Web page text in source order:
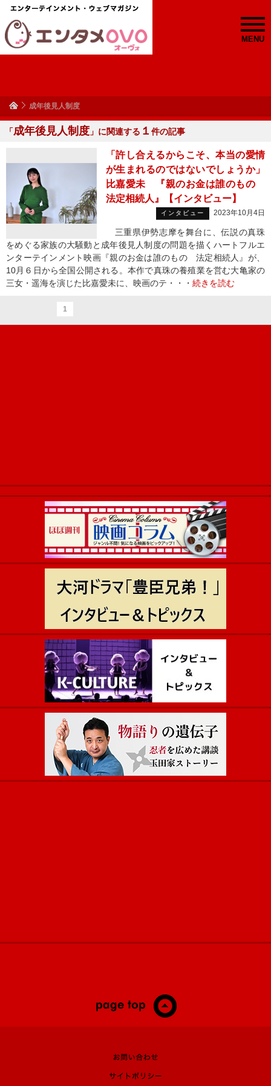
MENU
成年後見人制度
「成年後見人制度 」に関連する １ 件の記事
「許し合えるからこそ、本当の愛情
が生まれるのではないでしょうか」
比嘉愛未 『親のお金は誰のもの
法定相続人』【インタビュー】
インタビュー 2023年10月4日
三重県伊勢志摩を舞台に、伝説の真珠
をめぐる家族の大騒動と成年後見人制度の問題を描くハートフルエ
ンターテインメント映画『親のお金は誰のもの 法定相続人』が、
10月６日から全国公開される。本作で真珠の養殖業を営む大亀家の
三女・遥海を演じた比嘉愛未に、映画のテ・・・ 続きを読む
1